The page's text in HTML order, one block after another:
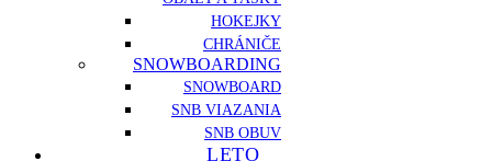
HOKEJKY
CHRÁNIČE
SNOWBOARDING
SNOWBOARD
SNB VIAZANIA
SNB OBUV
LETO